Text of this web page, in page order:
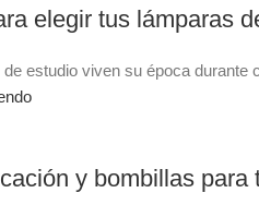
elegir tus lámparas
estudio viven su época durante
y bombillas para